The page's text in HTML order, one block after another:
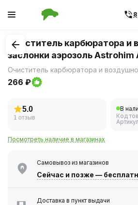
1/1
Очиститель карбюратора и
заслонки аэрозоль Astrohim
266 ₽
5.0
1 отзыв
В
Код
Посмотреть наличие в магазинах
Самовывоз из магазинов
Сейчас и позже —
Доставка в пункт выдачи